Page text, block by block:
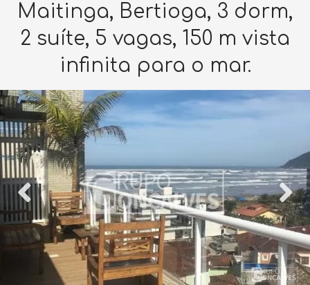
Maitinga, Bertioga, 3 dorm,
2 suíte, 5 vagas, 150 m vista
infinita para o mar.